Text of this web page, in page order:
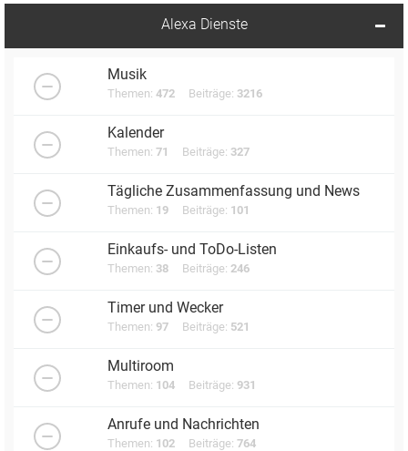
Alexa Dienste
Musik
Themen: 472 Beiträge: 3216
Kalender
Themen: 71 Beiträge: 327
Tägliche Zusammenfassung und News
Themen: 19 Beiträge: 101
Einkaufs- und ToDo-Listen
Themen: 38 Beiträge: 246
Timer und Wecker
Themen: 97 Beiträge: 521
Multiroom
Themen: 104 Beiträge: 931
Anrufe und Nachrichten
Themen: 102 Beiträge: 764